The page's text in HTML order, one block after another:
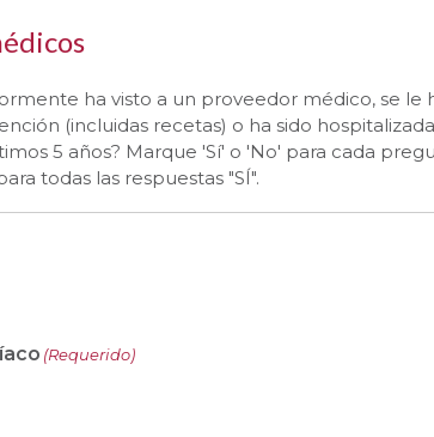
ha visto a un proveedor médico, se le
(incluidas recetas) o ha sido
5 años? Marque 'Sí' o 'No' para cada
todas las respuestas "SÍ".
(Requerido)